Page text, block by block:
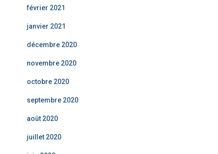
février 2021
janvier 2021
décembre 2020
novembre 2020
octobre 2020
septembre 2020
août 2020
juillet 2020